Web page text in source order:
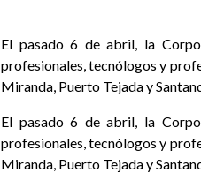
El pasado 6 de abril, la
profesionales, tecnólogos y
Miranda, Puerto Tejada y
El pasado 6 de abril, la
profesionales, tecnólogos y
Miranda, Puerto Tejada y